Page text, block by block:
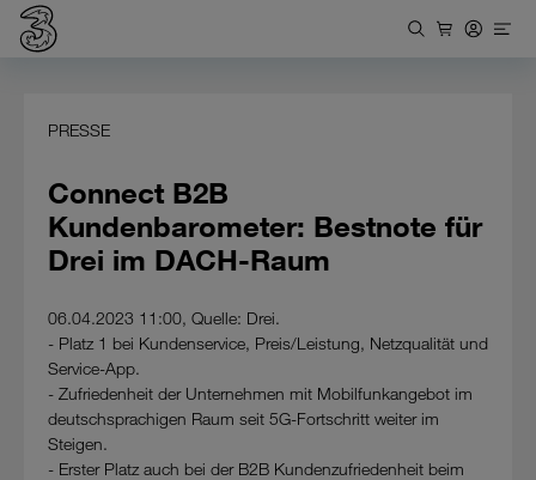
PRESSE
Connect B2B
Kundenbarometer: Bestnote für
Drei im DACH-Raum
06.04.2023 11:00, Quelle: Drei.
- Platz 1 bei Kundenservice, Preis/Leistung, Netzqualität und
Service-App.
- Zufriedenheit der Unternehmen mit Mobilfunkangebot im
deutschsprachigen Raum seit 5G-Fortschritt weiter im
Steigen.
- Erster Platz auch bei der B2B Kundenzufriedenheit beim